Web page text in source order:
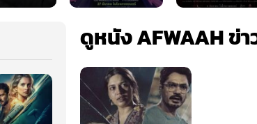
ดูหนัง AFWAAH ข่